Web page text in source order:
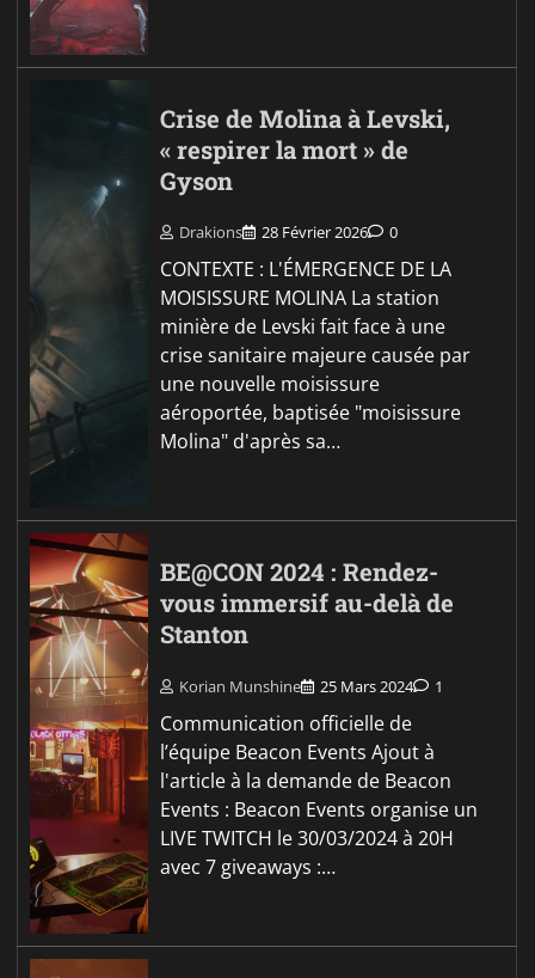
Crise de Molina à Levski,
« respirer la mort » de
Gyson
Drakions 28 Février 2026 0
CONTEXTE : L'ÉMERGENCE DE LA
MOISISSURE MOLINA La station
minière de Levski fait face à une
crise sanitaire majeure causée par
une nouvelle moisissure
aéroportée, baptisée "moisissure
Molina" d'après sa…
BE@CON 2024 : Rendez-
vous immersif au-delà de
Stanton
Korian Munshine 25 Mars 2024 1
Communication officielle de
l’équipe Beacon Events Ajout à
l'article à la demande de Beacon
Events : Beacon Events organise un
LIVE TWITCH le 30/03/2024 à 20H
avec 7 giveaways :…